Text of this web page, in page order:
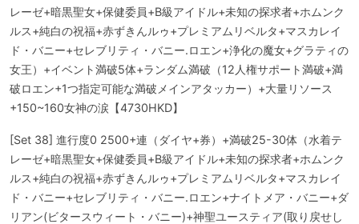
レーゼ+暗黒聖女+保健委員+B級アイドル+未知の探求者+ホムンク
ルス+純白の祝福+赤ずきんルゥ+プレミアムリベルタ+マスカレイ
ド・バニー+セレブリティ・バニー.ロエン+浄化の魔女+グラティの
女王）+イベント満破5体+ランダム満破（12人権サポート満破+満
破ロエン+1つ指定可能な満破メインアタッカー）+大量リソース
+150~160女神の涙【4730HKD】
[Set 38] 進行度0 2500+連（ダイヤ+券）+満破25-30体（水着テ
レーゼ+暗黒聖女+保健委員+B級アイドル+未知の探求者+ホムンク
ルス+純白の祝福+赤ずきんルゥ+プレミアムリベルタ+マスカレイ
ド・バニー+セレブリティ・バニー.ロエン+ナイトメア・バニー+ダ
リアン(ビタースウィート・バニー)+神聖ユースティア(取り戻せし